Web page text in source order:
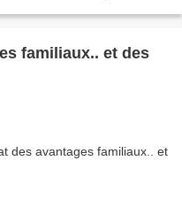
familiaux.. et des